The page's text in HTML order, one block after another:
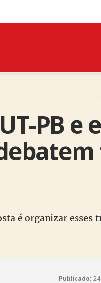
PB
é organizar esses
Publicado: